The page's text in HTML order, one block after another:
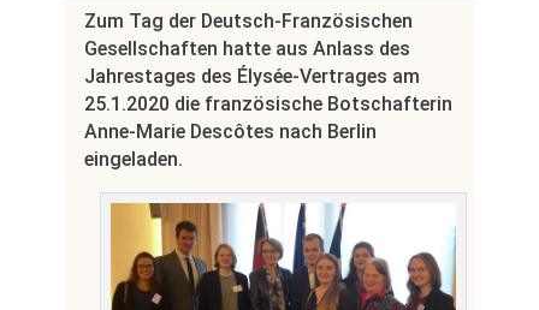
Zum Tag der Deutsch-Französischen
Gesellschaften hatte aus Anlass des
Jahrestages des Élysée-Vertrages am
25.1.2020 die französische Botschafterin
Anne-Marie Descôtes nach Berlin
eingeladen.